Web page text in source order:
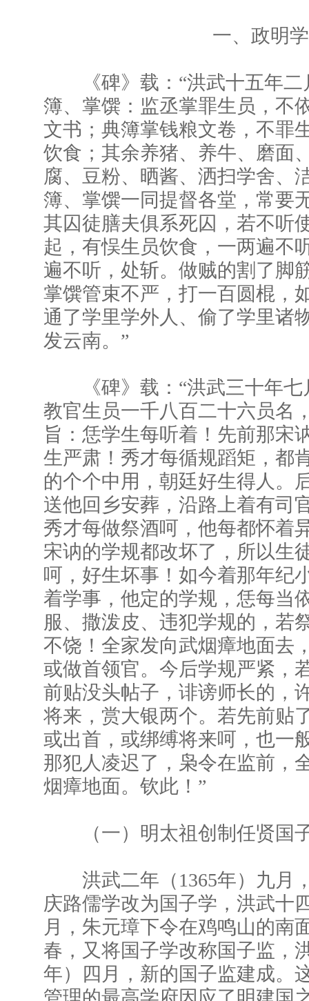
一、政明学盛，
《碑》载：“洪武十五年二
簿、掌馔：监丞掌罪生员，不
文书；典簿掌钱粮文卷，不罪
饮食；其余养猪、养牛、磨面
腐、豆粉、晒酱、洒扫学舍、
簿、掌馔一同提督各堂，常要
其囚徒膳夫俱系死囚，若不听
起，有悮生员饮食，一两遍不
遍不听，处斩。做贼的割了脚
掌馔管束不严，打一百圆棍，
通了学里学外人、偷了学里诸
发云南。”
《碑》载：“洪武三十年七
教官生员一千八百二十六员名
旨：恁学生每听着！先前那宋
生严肃！秀才每循规蹈矩，都
的个个中用，朝廷好生得人。
送他回乡安葬，沿路上着有司
秀才每做祭酒呵，他每都怀着
宋讷的学规都改坏了，所以生
呵，好生坏事！如今着那年纪
着学事，他定的学规，恁每当
服、撒泼皮、违犯学规的，若
不饶！全家发向武烟瘴地面去
或做首领官。今后学规严紧，
前贴没头帖子，诽谤师长的，
将来，赏大银两个。若先前贴
或出首，或绑缚将来呵，也一
那犯人凌迟了，枭令在监前，
烟瘴地面。钦此！”
（一）明太祖创制任贤国
洪武二年（1365年）九月
庆路儒学改为国子学，洪武十
月，朱元璋下令在鸡鸣山的南
春，又将国子学改称国子监，
年）四月，新的国子监建成。